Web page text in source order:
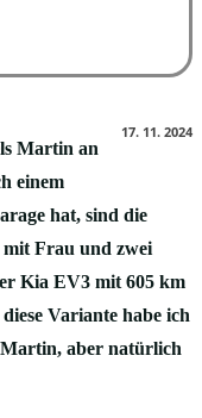
17. 11. 2024
Martin an
einem
hat, sind die
mit Frau und zwei
Kia EV3 mit 605 km
Variante habe ich
aber natürlich